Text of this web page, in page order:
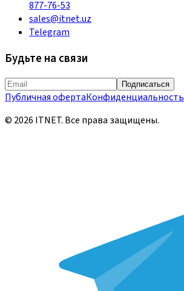
877-76-53
sales@itnet.uz
Telegram
Будьте на связи
Подписаться
Публичная офертаКонфиденциальность
© 2026 ITNET. Все права защищены.